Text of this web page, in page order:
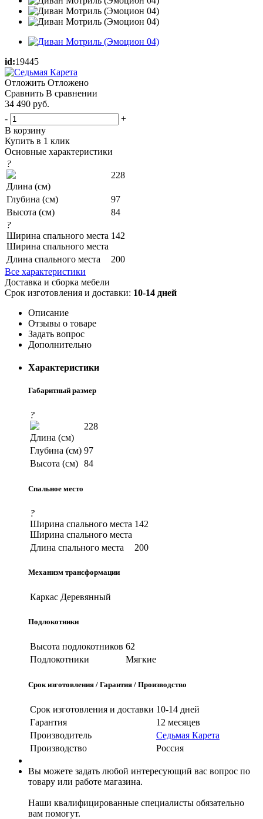
id:19445
Отложить Отложено
Сравнить В сравнении
34 490 руб.
-
+
В корзину
Купить в 1 клик
Основные характеристики
?
Длина (см)
228
Глубина (см)
97
Высота (см)
84
?
Ширина спального места
Ширина спального места
142
Длина спального места
200
Все характеристики
Доставка и сборка мебели
Срок изготовления и доставки: 10-14 дней
Описание
Отзывы о товаре
Задать вопрос
Дополнительно
Характеристики
Габаритный размер
?
Длина (см)
228
Глубина (см) 97
Высота (см) 84
Спальное место
?
Ширина спального места
Ширина спального места
142
Длина спального места 200
Механизм трансформации
Каркас Деревянный
Подлокотники
Высота подлокотников 62
Подлокотники
Мягкие
Срок изготовления / Гарантия / Производство
Срок изготовления и доставки 10-14 дней
Гарантия
12 месяцев
Производитель
Седьмая Карета
Производство
Россия
Вы можете задать любой интересующий вас вопрос по
товару или работе магазина.
Наши квалифицированные специалисты обязательно
вам помогут.